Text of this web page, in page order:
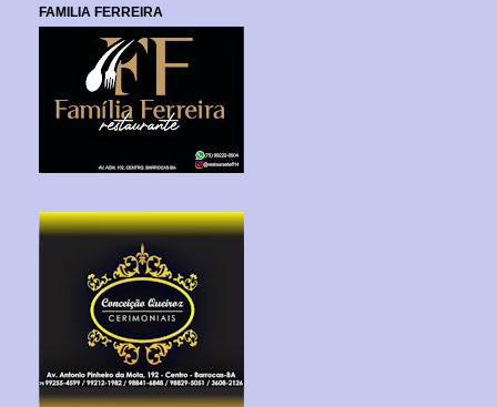
FAMILIA FERREIRA